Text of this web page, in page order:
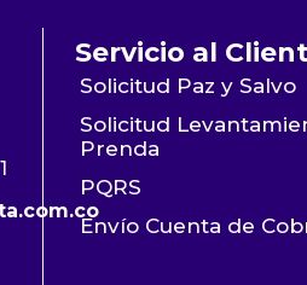
Servicio al
Solicitud Paz y Salvo
Solicitud
Prenda
PQRS
Envío Cuenta de